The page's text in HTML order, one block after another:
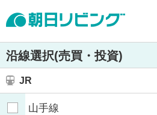
沿線選択(売買・投資)
JR
山手線